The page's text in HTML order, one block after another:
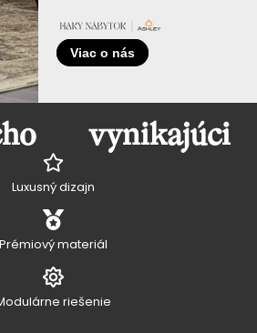
Viac o nás
vynikajúci
Luxusný dizajn
Prémiový materiál
riešenie